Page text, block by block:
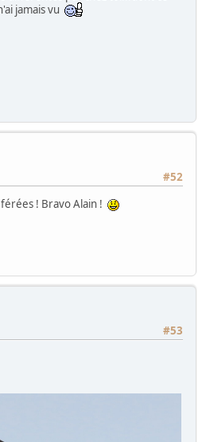
jamais vu
#52
! Bravo Alain !
#53